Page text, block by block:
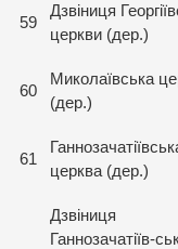
59
Дзвіниця
церкви (дер.)
60
Миколаївська
(дер.)
61
церква (дер.)
Дзвіниця
Ганнозачатіїв-